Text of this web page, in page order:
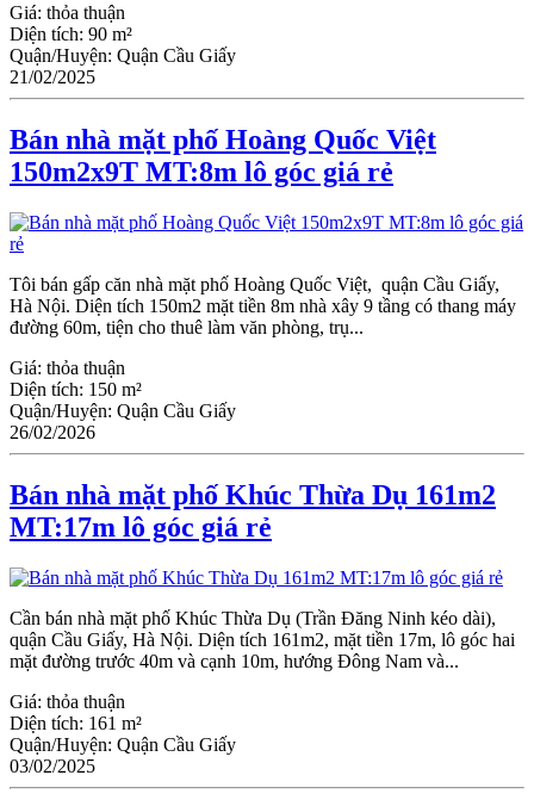
Giá: thỏa thuận
Diện tích: 90 m²
Quận/Huyện: Quận Cầu Giấy
21/02/2025
Bán nhà mặt phố Hoàng Quốc Việt
150m2x9T MT:8m lô góc giá rẻ
Tôi bán gấp căn nhà mặt phố Hoàng Quốc Việt, quận Cầu Giấy,
Hà Nội. Diện tích 150m2 mặt tiền 8m nhà xây 9 tầng có thang máy
đường 60m, tiện cho thuê làm văn phòng, trụ...
Giá: thỏa thuận
Diện tích: 150 m²
Quận/Huyện: Quận Cầu Giấy
26/02/2026
Bán nhà mặt phố Khúc Thừa Dụ 161m2
MT:17m lô góc giá rẻ
Cần bán nhà mặt phố Khúc Thừa Dụ (Trần Đăng Ninh kéo dài),
quận Cầu Giấy, Hà Nội. Diện tích 161m2, mặt tiền 17m, lô góc hai
mặt đường trước 40m và cạnh 10m, hướng Đông Nam và...
Giá: thỏa thuận
Diện tích: 161 m²
Quận/Huyện: Quận Cầu Giấy
03/02/2025